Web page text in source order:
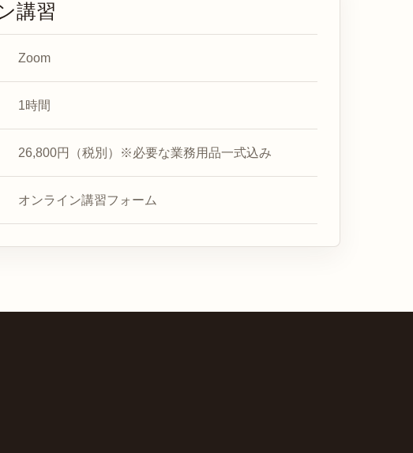
講習
Zoom
1時間
26,800円（税別）※必要な業務用品一式込み
オンライン講習フォーム